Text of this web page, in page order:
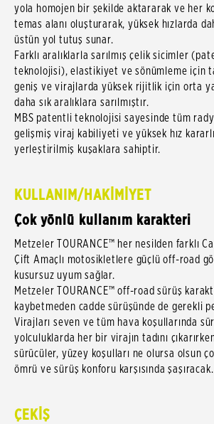
yola homojen bir şekilde aktararak ve her
temas alanı oluşturarak, yüksek hızlarda
üstün yol tutuş sunar.
Farklı aralıklarla sarılmış çelik sicimler
teknolojisi), elastikiyet ve sönümleme için
geniş ve virajlarda yüksek rijitlik için orta
daha sık aralıklara sarılmıştır.
MBS patentli teknolojisi sayesinde tüm
gelişmiş viraj kabiliyeti ve yüksek hız
yerleştirilmiş kuşaklara sahiptir.
KULLANIM/HAKİMİYET
Çok yönlü kullanım karakteri
Metzeler TOURANCE™ her nesilden farklı
Çift Amaçlı motosikletlere güçlü off-road
kusursuz uyum sağlar.
Metzeler TOURANCE™ off-road sürüş
kaybetmeden cadde sürüşünde de gerekli
Virajları seven ve tüm hava koşullarında
yolculuklarda her bir virajın tadını
sürücüler, yüzey koşulları ne olursa olsun
ömrü ve sürüş konforu karşısında şaşıracak.
ÇEKİŞ